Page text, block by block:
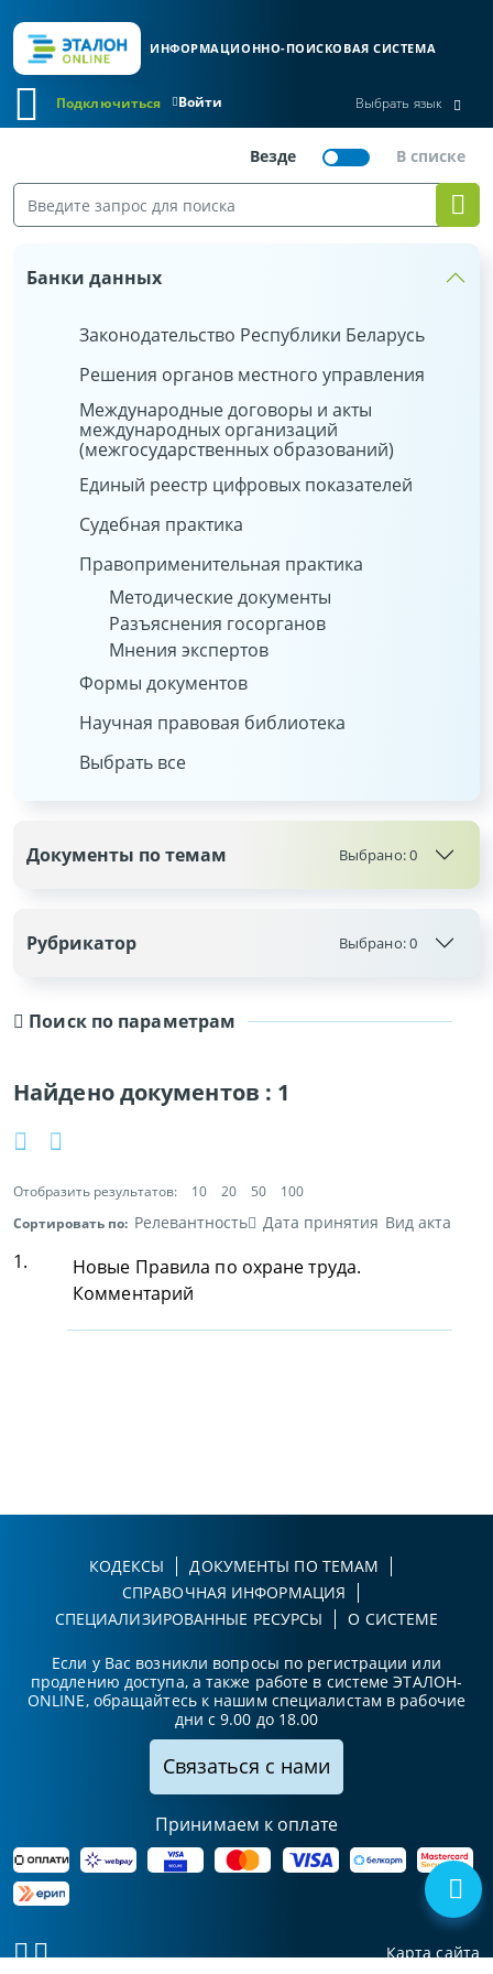
ИНФОРМАЦИОННО-ПОИСКОВАЯ СИСТЕМА
Войти
Подключиться Выбрать язык
Поиск по параметрам
Найдено документов : 1
Отобразить результатов: 10 20 50
100
Сортировать по: Релевантность Дата принятия Вид акта
1.
Новые Правила по охране труда.
Комментарий
Банки данных
Законодательство Республики Беларусь
Решения органов местного управления
Международные договоры и акты
международных организаций
(межгосударственных образований)
Единый реестр цифровых показателей
Судебная практика
Правоприменительная практика
Методические документы
Разъяснения госорганов
Мнения экспертов
Формы документов
Научная правовая библиотека
Выбрать все
Документы по темам Выбрано:0
Рубрикатор Выбрано:0
КОДЕКСЫ
ДОКУМЕНТЫ ПО ТЕМАМ
СПРАВОЧНАЯ ИНФОРМАЦИЯ
СПЕЦИАЛИЗИРОВАННЫЕ РЕСУРСЫ
О СИСТЕМЕ
Если у Вас возникли вопросы по регистрации или
продлению доступа, а также работе в системе ЭТАЛОН-
ONLINE, обращайтесь к нашим специалистам в рабочие
дни с 9.00 до 18.00
Связаться с нами
Принимаем к оплате
Карта сайта